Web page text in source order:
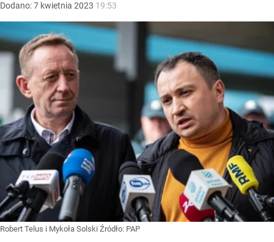
Dodano:7 kwietnia 2023 19:53
Robert Telus i Mykoła Solski Źródło: PAP